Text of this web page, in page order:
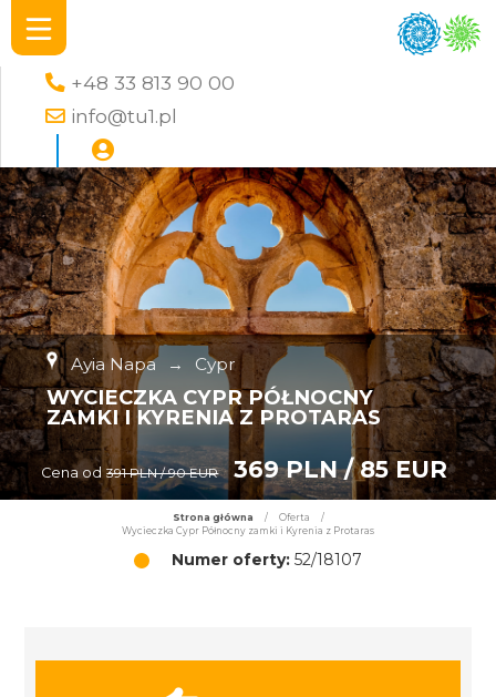
+48 33 813 90 00
info@tu1.pl
Ayia Napa → Cypr
WYCIECZKA CYPR PÓŁNOCNY
ZAMKI I KYRENIA Z PROTARAS
Cena od 391 PLN / 90 EUR 369 PLN / 85 EUR
Strona główna / Oferta
/
Wycieczka Cypr Północny zamki i Kyrenia z Protaras
Numer oferty: 52/18107